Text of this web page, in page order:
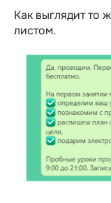
Как выглядит то
листом.